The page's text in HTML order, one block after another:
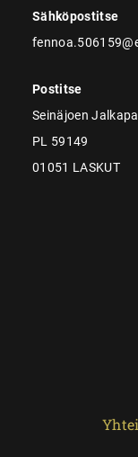
Sähköpostitse
Postitse
Seinäjoen
PL 59149
01051 LASKUT